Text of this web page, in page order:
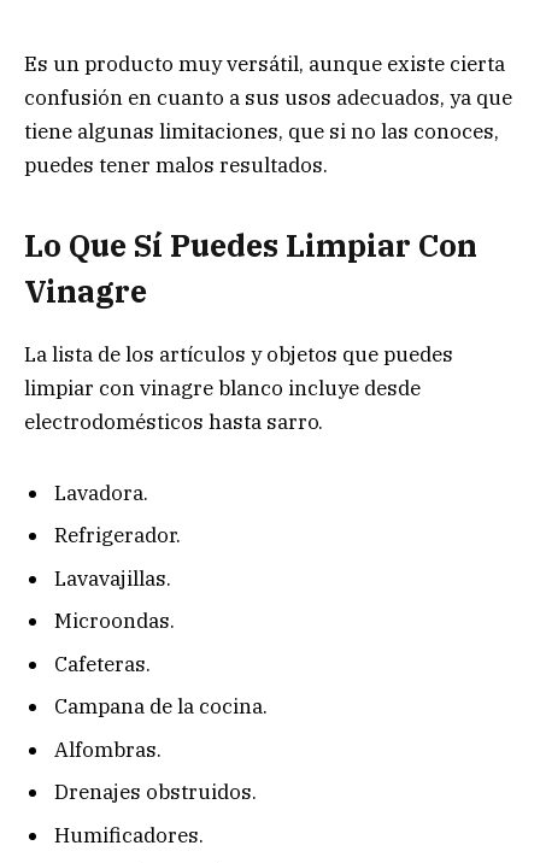
Es un producto muy versátil, aunque existe cierta
confusión en cuanto a sus usos adecuados, ya que
tiene algunas limitaciones, que si no las conoces,
puedes tener malos resultados.
Lo Que Sí Puedes Limpiar Con
Vinagre
La lista de los artículos y objetos que puedes
limpiar con vinagre blanco incluye desde
electrodomésticos hasta sarro.
Lavadora.
Refrigerador.
Lavavajillas.
Microondas.
Cafeteras.
Campana de la cocina.
Alfombras.
Drenajes obstruidos.
Humificadores.